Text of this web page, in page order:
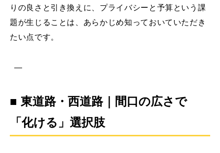
りの良さと引き換えに、プライバシーと予算という課
題が生じることは、あらかじめ知っておいていただき
たい点です。
—
■ 東道路・西道路｜間口の広さで
「化ける」選択肢